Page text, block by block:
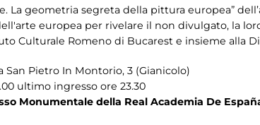
La geometria segreta della pittura europea”
europea per rivelare il non divulgato, la
Culturale Romeno di Bucarest e insieme alla
San Pietro In Montorio, 3 (Gianicolo)
ultimo ingresso ore 23.30
Monumentale della Real Academia De